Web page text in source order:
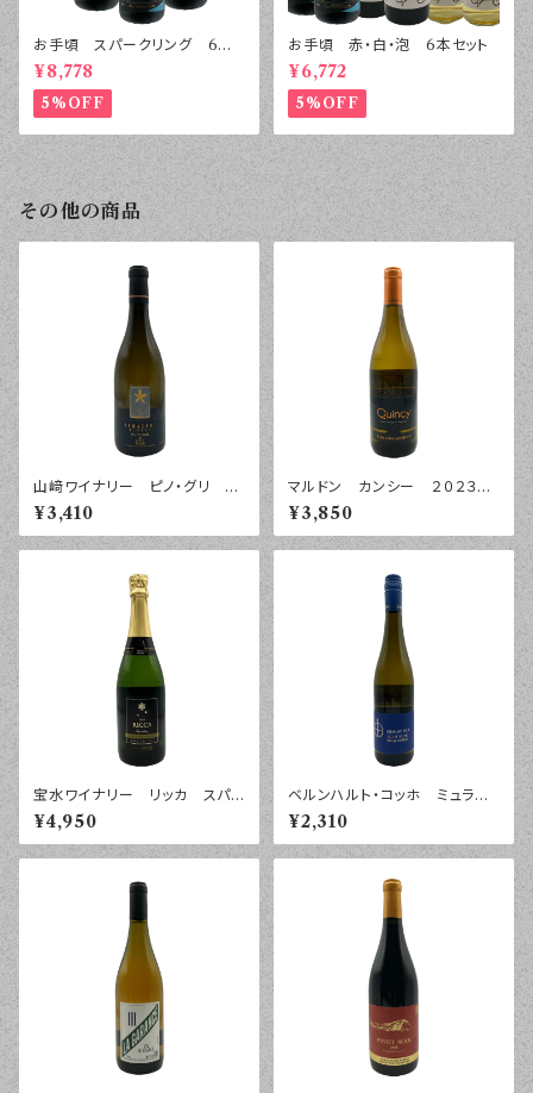
お手頃 スパークリング 6本
セット
¥8,778
5%OFF
お手頃 赤・白・泡 6本セット
¥6,772
5%OFF
その他の商品
山﨑ワイナリー ピノ・グリ
紺 ２０２４年 ７５０ｍｌ
¥3,410
マルドン カンシー ２０２３
年 ７５０ｍｌ
¥3,850
宝水ワイナリー リッカ スパ
ークリング ２０２４年 ７５０
ｍｌ
¥4,950
ベルンハルト・コッホ ミュラー
トゥルガウ プティ・チエ トロ
ッケン ファルツ ２０２５年
７５０ｍｌ
¥2,310